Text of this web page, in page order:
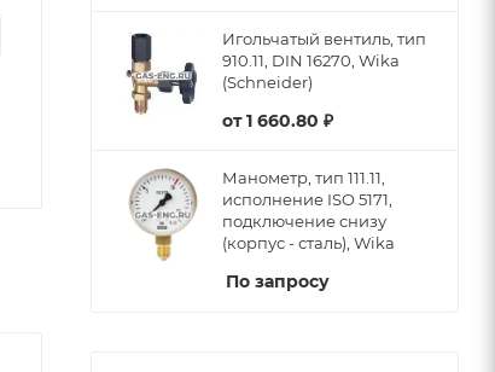
Игольчатый вентиль, тип
910.11, DIN 16270, Wika
(Schneider)
от1 660.80 ₽
Манометр, тип 111.11,
исполнение ISO 5171,
подключение снизу
(корпус - сталь), Wika
По запросу